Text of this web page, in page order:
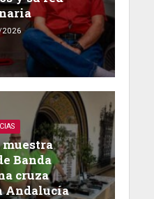
Banda
cruza
Andalucía